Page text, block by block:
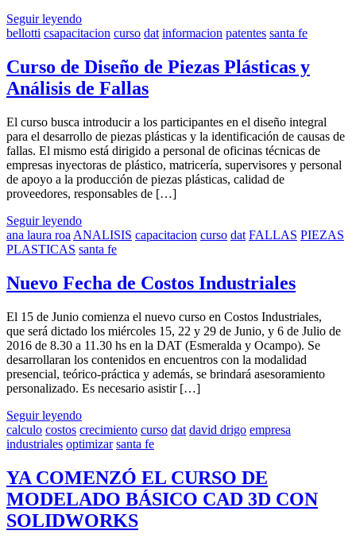
Seguir leyendo
bellotti csapacitacion curso dat informacion patentes santa fe
Curso de Diseño de Piezas Plásticas y
Análisis de Fallas
El curso busca introducir a los participantes en el diseño integral
para el desarrollo de piezas plásticas y la identificación de causas de
fallas. El mismo está dirigido a personal de oficinas técnicas de
empresas inyectoras de plástico, matricería, supervisores y personal
de apoyo a la producción de piezas plásticas, calidad de
proveedores, responsables de […]
Seguir leyendo
ana laura roa ANALISIS capacitacion curso dat FALLAS PIEZAS
PLASTICAS santa fe
Nuevo Fecha de Costos Industriales
El 15 de Junio comienza el nuevo curso en Costos Industriales,
que será dictado los miércoles 15, 22 y 29 de Junio, y 6 de Julio de
2016 de 8.30 a 11.30 hs en la DAT (Esmeralda y Ocampo). Se
desarrollaran los contenidos en encuentros con la modalidad
presencial, teórico-práctica y además, se brindará asesoramiento
personalizado. Es necesario asistir […]
Seguir leyendo
calculo costos crecimiento curso dat david drigo empresa
industriales optimizar santa fe
YA COMENZÓ EL CURSO DE
MODELADO BÁSICO CAD 3D CON
SOLIDWORKS